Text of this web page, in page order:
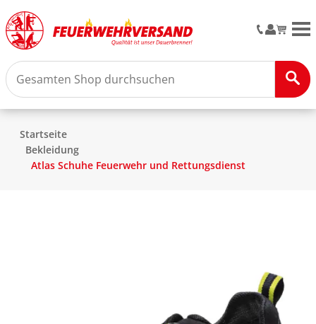
Startseite
Bekleidung
Atlas Schuhe Feuerwehr und Rettungsdienst